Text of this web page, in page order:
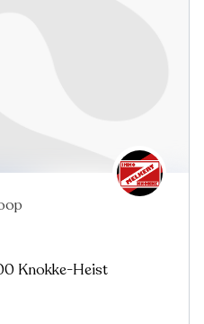
Knokke-Heist